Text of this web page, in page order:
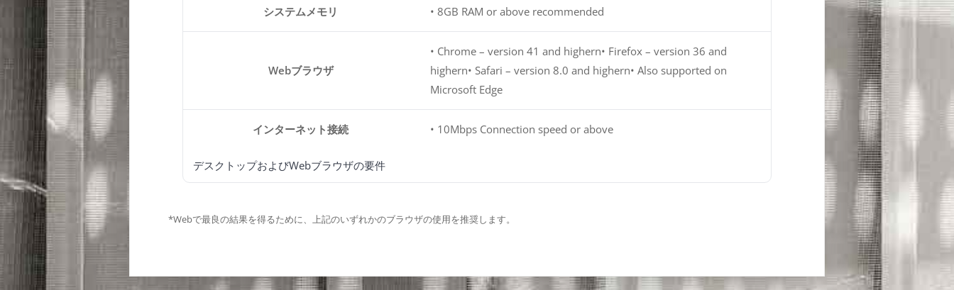
デスクトップおよびWebブラウザの要件
システムメモリ • 8GB RAM or above recommended
Webブラウザ
• Chrome – version 41 and highern• Firefox – version 36 and
highern• Safari – version 8.0 and highern• Also supported on
Microsoft Edge
インターネット接続 • 10Mbps Connection speed or above
*Webで最良の結果を得るために、上記のいずれかのブラウザの使用を推奨します。